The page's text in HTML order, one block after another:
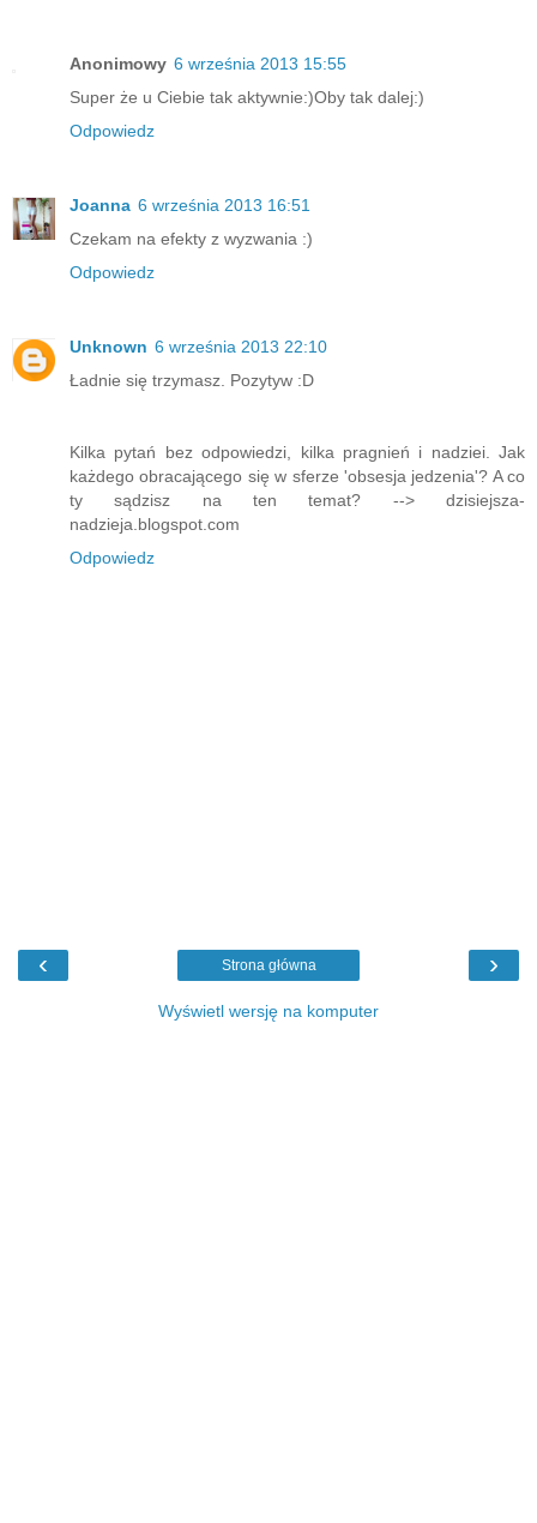
Anonimowy 6 września 2013 15:55
Super że u Ciebie tak aktywnie:)Oby tak dalej:)
Odpowiedz
Joanna 6 września 2013 16:51
Czekam na efekty z wyzwania :)
Odpowiedz
Unknown 6 września 2013 22:10
Ładnie się trzymasz. Pozytyw :D
Kilka pytań bez odpowiedzi, kilka pragnień i nadziei. Jak
każdego obracającego się w sferze 'obsesja jedzenia'? A co
ty sądzisz na ten temat? --> dzisiejsza-
nadzieja.blogspot.com
Odpowiedz
‹ ›
Strona główna
Wyświetl wersję na komputer